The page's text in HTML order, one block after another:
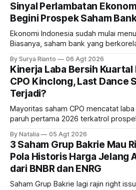
Sinyal Perlambatan
Begini Prospek Saham
Ekonomi Indonesia sudah mulai
Biasanya, saham bank yang
bank ke depannya?
By Surya Rianto 06 Agt 2026
Kinerja Laba Bersih Kuartal
CPO Kinclong, Last Dance
Terjadi?
Mayoritas saham CPO mencatat
paruh pertama 2026 terkatrol
diprediksi semakin terlihat
prospeknya? apakah masih menarik
By Natalia 05 Agt 2026
3 Saham Grup Bakrie Mau
Pola Historis Harga Jelang
dari BNBR dan ENRG
Saham Grup Bakrie lagi rajin right